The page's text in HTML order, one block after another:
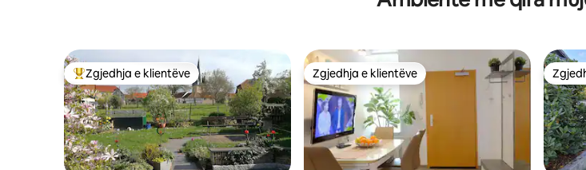
Më të mirat e zgjedhjeve të klientëve
Zgjedhja e klientëve Zgjedhja e klientëve
Zgjedhja e klientëve